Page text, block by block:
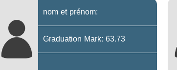
nom et prénom:
Graduation Mark: 63.73